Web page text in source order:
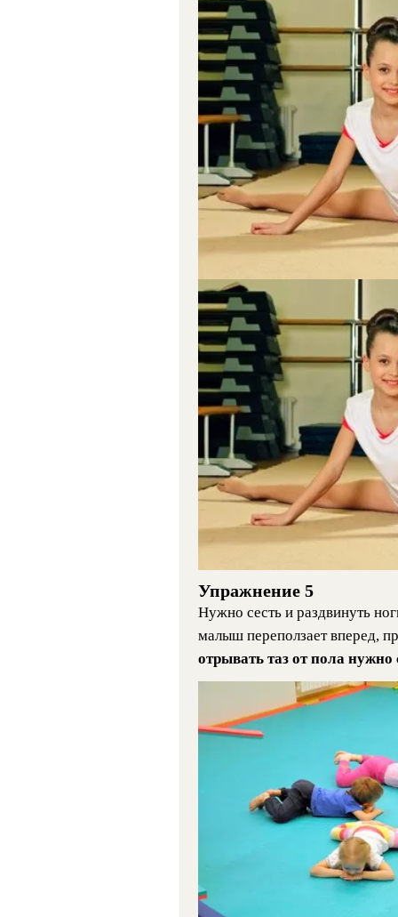
Упражнение 5
Нужно сесть и раздвинуть
малыш переползает вперед,
отрывать таз от пола нужно